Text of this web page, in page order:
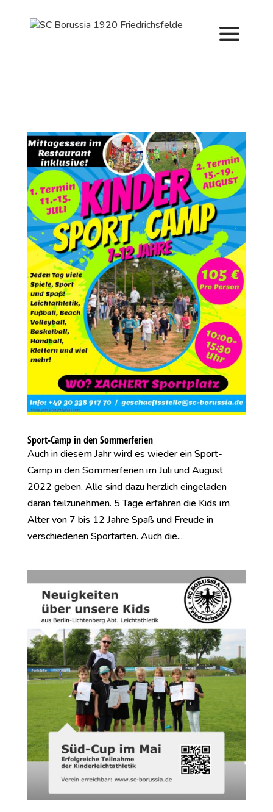
Kinder vereinbaren und zu Saisonbeginn dabei sein.
Sport-Camp in den Sommerferien
Auch in diesem Jahr wird es wieder ein Sport-
Camp in den Sommerferien im Juli und August
2022 geben. Alle sind dazu herzlich eingeladen
daran teilzunehmen. 5 Tage erfahren die Kids im
Alter von 7 bis 12 Jahre Spaß und Freude in
verschiedenen Sportarten. Auch die...